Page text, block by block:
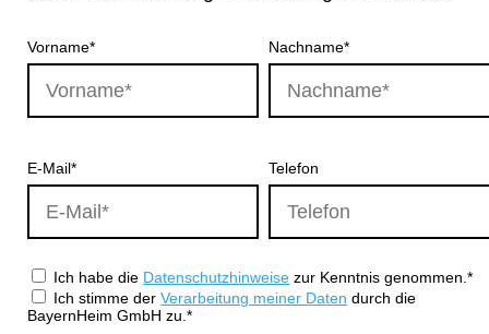
Vorname* Nachname*
E-Mail* Telefon
Ich habe die Datenschutzhinweise zur Kenntnis genommen.*
Ich stimme derVerarbeitung meiner Daten durch die
BayernHeim GmbH zu.*